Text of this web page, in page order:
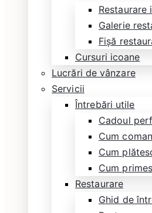
Restaurare
Galerie
Fișă
Cursuri icoane
Lucrări de vânzare
Servicii
Întrebări utile
Cadoul
Cum
Cum
Cum
Restaurare
Ghid de